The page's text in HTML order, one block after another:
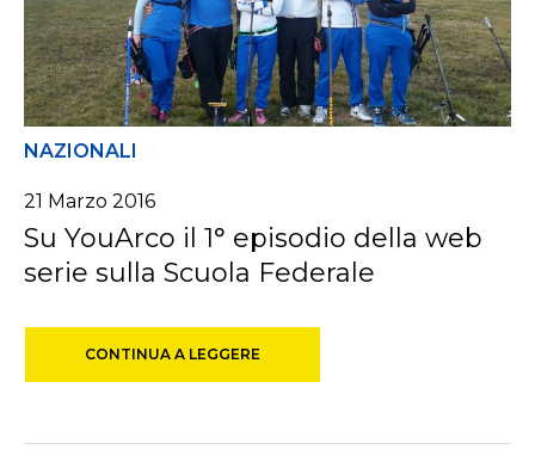
NAZIONALI
21 Marzo 2016
Su YouArco il 1° episodio della web
serie sulla Scuola Federale
CONTINUA A LEGGERE